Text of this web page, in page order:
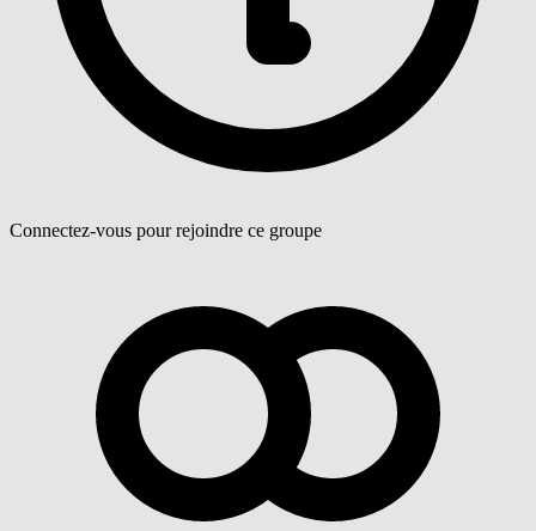
Connectez-vous pour rejoindre ce groupe